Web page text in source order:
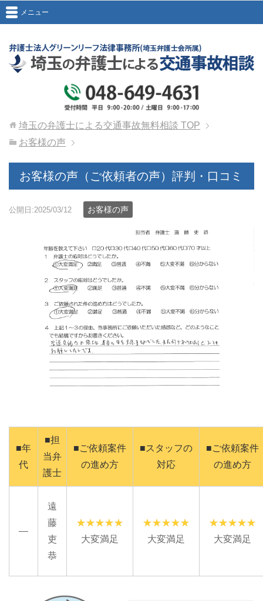
メニュー
埼玉の弁護士による交通事故無料相談 TOP
お客様の声
お客様の声（ご依頼者の声）評判・口コミ
公開日:2025/03/12 お客様の声
■年
代
■担
当弁
護士
■ご依頼案件
の進め方
■スタッフの
対応
■ご依頼案件
の進め方
—
遠
藤
吏
恭
大変満足 大変満足 大変満足